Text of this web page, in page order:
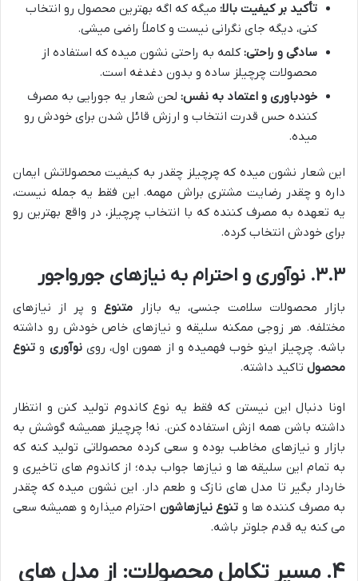
تأکید بر کیفیت بالا: میگه که اگه بهترین محصول رو انتخاب
کنی، دیگه جای نگرانی نیست و کاملاً راضی میشی.
سادگی و راحتی: کلمه به راحتی نشون میده که استفاده از
محصولات چرچیلز ساده و بدون دغدغه است.
خودباوری و اعتماد به نفس: لحن شعار یه جورایی به مصرف
کننده حس قدرت انتخاب و ارزش قائل شدن برای خودش رو
میده.
این شعار نشون میده که چرچیلز چقدر به کیفیت محصولاتش ایمان
داره و چقدر رضایت مشتری براش مهمه. این فقط یه جمله نیست،
یه تعهده به مصرف کننده که با انتخاب چرچیلز، در واقع بهترین رو
برای خودش انتخاب کرده.
۳.۳. نوآوری و احترام به نیازهای جورواجور
بازار محصولات سلامت جنسی، یه بازار متنوعو پر از نیازهای
مختلفه. هر زوجی ممکنه سلیقه و نیازهای خاص خودش رو داشته
باشه. چرچیلز اینو خوب فهمیده و از همون اول، روینوآوری و تنوع
محصول تاکید داشته.
اونا دنبال این نیستن که فقط یه نوع کاندوم تولید کنن و انتظار
داشته باشن همه ازش استفاده کنن. نه! چرچیلز همیشه گوشش به
بازار و نیازهای مخاطب بوده و سعی کرده محصولاتی تولید کنه که
به تمام این سلیقه ها و نیازها جواب بده؛ از کاندوم های تاخیری و
خاردار بگیر تا مدل های نازک و طعم دار. این نشون میده که چقدر
به مصرف کننده ها و تنوع نیازهاشون احترام میذاره و همیشه سعی
می کنه یه قدم جلوتر باشه.
۴. مسیر تکامل محصولات: از مدل های